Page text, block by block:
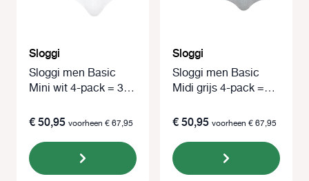
Sloggi
Sloggi men Basic
Mini wit 4-pack = 3+1
€ 50,95 voorheen € 67,95
Sloggi
Sloggi men Basic
Midi grijs 4-pack =
€ 50,95 voorheen € 67,95